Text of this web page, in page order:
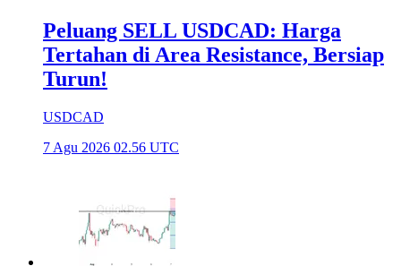
Peluang SELL USDCAD: Harga
Tertahan di Area Resistance, Bersiap
Turun!
USDCAD
7 Agu 2026 02.56 UTC